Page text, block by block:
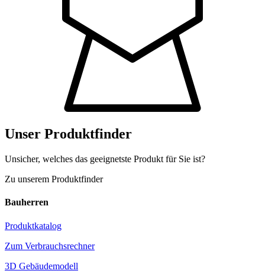
Unser Produktfinder
Unsicher, welches das geeignetste Produkt für Sie ist?
Zu unserem Produktfinder
Bauherren
Produktkatalog
Zum Verbrauchsrechner
3D Gebäudemodell